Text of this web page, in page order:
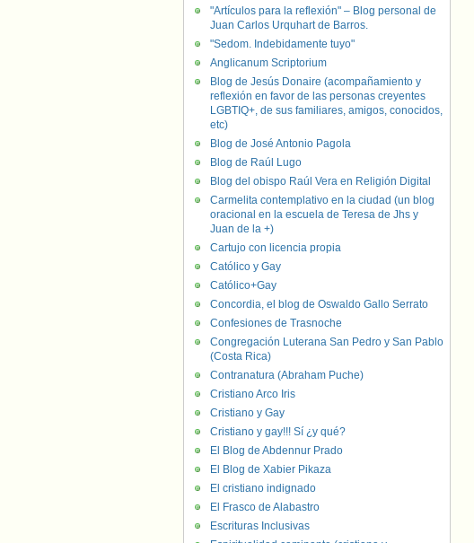
"Artículos para la reflexión" – Blog personal de
Juan Carlos Urquhart de Barros.
"Sedom. Indebidamente tuyo"
Anglicanum Scriptorium
Blog de Jesús Donaire (acompañamiento y
reflexión en favor de las personas creyentes
LGBTIQ+, de sus familiares, amigos, conocidos,
etc)
Blog de José Antonio Pagola
Blog de Raúl Lugo
Blog del obispo Raúl Vera en Religión Digital
Carmelita contemplativo en la ciudad (un blog
oracional en la escuela de Teresa de Jhs y
Juan de la +)
Cartujo con licencia propia
Católico y Gay
Católico+Gay
Concordia, el blog de Oswaldo Gallo Serrato
Confesiones de Trasnoche
Congregación Luterana San Pedro y San Pablo
(Costa Rica)
Contranatura (Abraham Puche)
Cristiano Arco Iris
Cristiano y Gay
Cristiano y gay!!! Sí ¿y qué?
El Blog de Abdennur Prado
El Blog de Xabier Pikaza
El cristiano indignado
El Frasco de Alabastro
Escrituras Inclusivas